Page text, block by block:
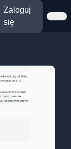
Zaloguj
się